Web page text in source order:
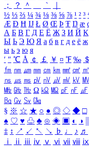
；
？ ＾ ｀
½ ⅓ ⅔ ¼ ¾ ⅛ ⅜ ⅝ ⅞ ¹ ² ³
Æ Ð Ħ Ĳ Ł Ø Œ Þ Ŧ Ŋ æ
А Б В Г Д Е Ё Ж З И Й К
Ы Ь Э Ю Я а б в г д е ё ж
ы ь э ю я
′ ″ ℃ Å ￠ ￡ ￥ ¤ ℉ ‰ ＄
㎙ ㎚ ㎛ ㎜ ㎝ ㎞ ㎟ ㎠ ㎡
㎱ ㎲ ㎳ ㎴ ㎵ ㎶ ㎷ ㎸ ㎹
㎒ ㎓ ㎔ Ω ㏀ ㏁ ㎊ ㎋ ㎌
㏃ ㏉ ㏜ ㏆
§ ※ ☆ ★ ○ ● ◎ ◇ ◆ □
♠ ♡ ♥ ♧ ♣ ⊙ ◈ ▣ ◐ ◑
‡ ↕ ↗ ↙ ↖ ↘ ♭ ♩ ♪ ♬
ⅰ
ⅱ ⅲ ⅳ ⅴ ⅵ ⅶ ⅷ ⅸ